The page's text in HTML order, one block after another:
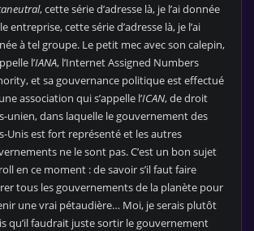
, cette série d’adresse là, je l’ai donnée
entreprise, cette série d’adresse là, je l’ai
à tel groupe. Le petit mec avec son calepin,
l’IANA, l’Internet Assigned Numbers
et sa gouvernance politique est effectué
association qui s’appelle l’ICAN, de droit
unien, dans laquelle le gouvernement des
Unis est fort représenté et les autres
ne le sont pas. C’est un bon sujet
en ce moment : de savoir s’il faut faire
tous les gouvernements de la planète pour
une vrai pétaudière… Moi, je serais plutôt
qu’il faudrait juste sortir le gouvernement